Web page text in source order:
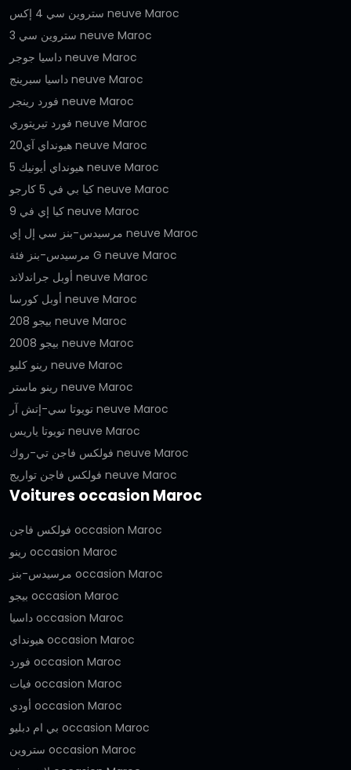
ستروين سي 4 إكس neuve Maroc
ستروين سي 3 neuve Maroc
داسيا جوجر neuve Maroc
داسيا سبرينج neuve Maroc
فورد رينجر neuve Maroc
فورد تيريتوري neuve Maroc
هيونداي آي20 neuve Maroc
هيونداي أيونيك 5 neuve Maroc
كيا بي في 5 كارجو neuve Maroc
كيا إي في 9 neuve Maroc
مرسيدس-بنز سي إل إي neuve Maroc
مرسيدس-بنز فئة G neuve Maroc
أوبل جراندلاند neuve Maroc
أوبل كورسا neuve Maroc
بيجو 208 neuve Maroc
بيجو 2008 neuve Maroc
رينو كليو neuve Maroc
رينو ماستر neuve Maroc
تويوتا سي-إتش آر neuve Maroc
تويوتا ياريس neuve Maroc
فولكس فاجن تي-روك neuve Maroc
فولكس فاجن تواريج neuve Maroc
Voitures occasion Maroc
فولكس فاجن occasion Maroc
رينو occasion Maroc
مرسيدس-بنز occasion Maroc
بيجو occasion Maroc
داسيا occasion Maroc
هيونداي occasion Maroc
فورد occasion Maroc
فيات occasion Maroc
أودي occasion Maroc
بي ام دبليو occasion Maroc
ستروين occasion Maroc